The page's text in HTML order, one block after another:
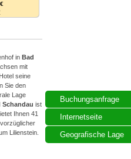
Buchungsanfrage
Internetseite
Geografische Lage
in Bad
mit
seine
Sie den
Lage
Schandau ist
Ihnen 41
Lilienstein.